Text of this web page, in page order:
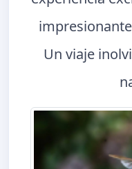
Un viaje